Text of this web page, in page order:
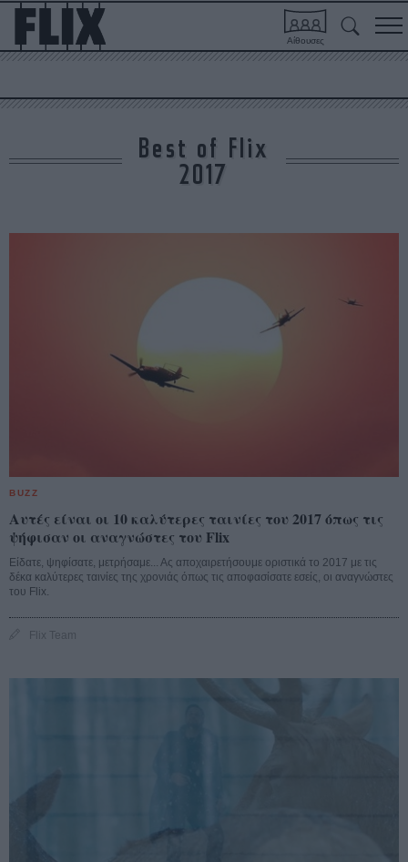
Αίθουσες
Best of Flix
2017
BUZZ
Αυτές είναι οι 10 καλύτερες ταινίες του 2017 όπως τις
ψήφισαν οι αναγνώστες του Flix
Είδατε, ψηφίσατε, μετρήσαμε... Ας αποχαιρετήσουμε οριστικά το 2017 με τις
δέκα καλύτερες ταινίες της χρονιάς όπως τις αποφασίσατε εσείς, οι αναγνώστες
του Flix.
Flix Team